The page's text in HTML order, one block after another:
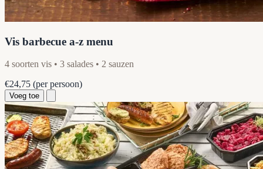
Vis barbecue a-z menu
4 soorten vis • 3 salades • 2 sauzen
€24,75 (per persoon)
Voeg toe